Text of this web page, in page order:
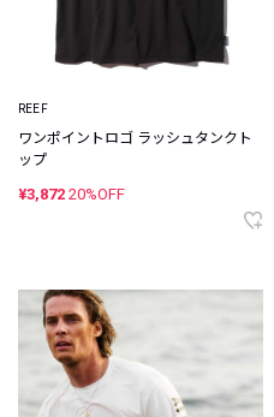
REEF
ワンポイントロゴ ラッシュタンクト
ップ
¥3,872 20%OFF